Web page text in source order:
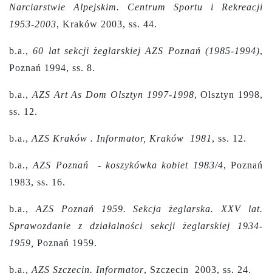
Narciarstwie Alpejskim. Centrum Sportu i Rekreacji
1953-2003, Kraków 2003, ss. 44.
b.a.,60 lat sekcji żeglarskiej AZS Poznań (1985-1994),
Poznań 1994, ss. 8.
b.a., AZS Art As Dom Olsztyn 1997-1998, Olsztyn 1998,
ss. 12.
b.a., AZS Kraków . Informator, Kraków 1981 , ss. 12.
b.a.,AZS Poznań - koszykówka kobiet 1983/4, Poznań
1983, ss. 16.
b.a., AZS Poznań 1959. Sekcja żeglarska. XXV lat.
Sprawozdanie z działalności sekcji żeglarskiej 1934-
1959,
Poznań 1959.
b.a., AZS Szczecin. Informator, Szczecin 2003, ss. 24.